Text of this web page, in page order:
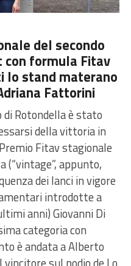
del secondo
con formula Fitav
lo stand materano
Fattorini
di Rotondella è stato
della vittoria in
Fitav stagionale
(“vintage”, appunto,
dei lanci in vigore
introdotte a
anni) Giovanni Di
categoria con
è andata a Alberto